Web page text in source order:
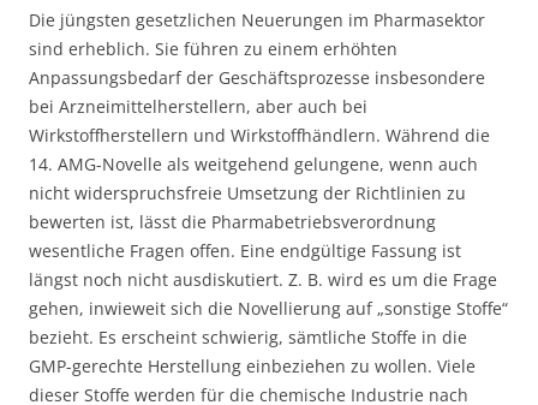
Die jüngsten gesetzlichen Neuerungen im Pharmasektor
sind erheblich. Sie führen zu einem erhöhten
Anpassungsbedarf der Geschäftsprozesse insbesondere
bei Arzneimittelherstellern, aber auch bei
Wirkstoffherstellern und Wirkstoffhändlern. Während die
14. AMG-Novelle als weitgehend gelungene, wenn auch
nicht widerspruchsfreie Umsetzung der Richtlinien zu
bewerten ist, lässt die Pharmabetriebsverordnung
wesentliche Fragen offen. Eine endgültige Fassung ist
längst noch nicht ausdiskutiert. Z. B. wird es um die Frage
gehen, inwieweit sich die Novellierung auf „sonstige Stoffe“
bezieht. Es erscheint schwierig, sämtliche Stoffe in die
GMP-gerechte Herstellung einbeziehen zu wollen. Viele
dieser Stoffe werden für die chemische Industrie nach